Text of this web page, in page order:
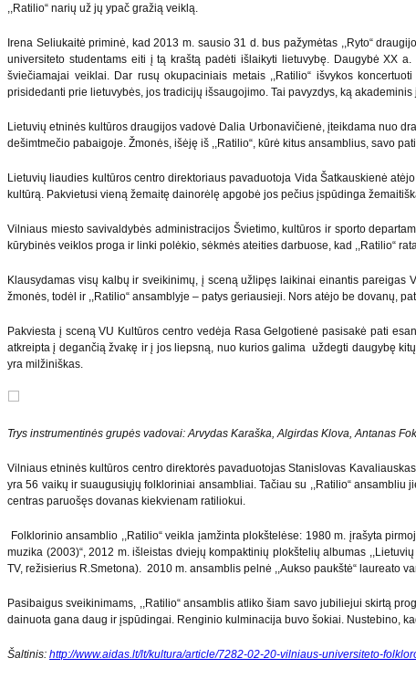
,,Ratilio“ narių už jų ypač gražią veiklą.
Irena Seliukaitė priminė, kad 2013 m. sausio 31 d. bus pažymėtas ,,Ryto“
universiteto studentams eiti į tą kraštą padėti išlaikyti lietuvybę. Daugybė XX
šviečiamajai veiklai. Dar rusų okupaciniais metais ,,Ratilio“ išvykos
prisidedanti prie lietuvybės, jos tradicijų išsaugojimo. Tai pavyzdys, ką
Lietuvių etninės kultūros draugijos vadovė Dalia Urbonavičienė, įteikdama nuo
dešimtmečio pabaigoje. Žmonės, išėję iš ,,Ratilio“, kūrė kitus ansamblius, savo
Lietuvių liaudies kultūros centro direktoriaus pavaduotoja Vida Šatkauskienė
kultūrą. Pakvietusi vieną žemaitę dainorėlę apgobė jos pečius įspūdinga
Vilniaus miesto savivaldybės administracijos Švietimo, kultūros ir sporto
kūrybinės veiklos proga ir linki polėkio, sėkmės ateities darbuose, kad ,,Ratilio“
Klausydamas visų kalbų ir sveikinimų, į sceną užlipęs laikinai einantis
žmonės, todėl ir ,,Ratilio“ ansamblyje – patys geriausieji. Nors atėjo be
Pakviesta į sceną VU Kultūros centro vedėja Rasa Gelgotienė pasisakė pati
atkreipta į degančią žvakę ir į jos liepsną, nuo kurios galima uždegti daugybę
yra milžiniškas.
Trys instrumentinės grupės vadovai: Arvydas Karaška, Algirdas Klova, Antanas
Vilniaus etninės kultūros centro direktorės pavaduotojas Stanislovas
yra 56 vaikų ir suaugusiųjų folkloriniai ansambliai. Tačiau su ,,Ratilio“
centras paruošęs dovanas kiekvienam ratiliokui.
Folklorinio ansamblio ,,Ratilio“ veikla įamžinta plokštelėse: 1980 m. įrašyta
muzika (2003)“, 2012 m. išleistas dviejų kompaktinių plokštelių albumas
TV, režisierius R.Smetona). 2010 m. ansamblis pelnė ,,Aukso paukštė“ laureato
Pasibaigus sveikinimams, ,,Ratilio“ ansamblis atliko šiam savo jubiliejui skirtą
dainuota gana daug ir įspūdingai. Renginio kulminacija buvo šokiai. Nustebino,
Šaltinis: http://www.aidas.lt/lt/kultura/article/7282-02-20-vilniaus-universiteto-